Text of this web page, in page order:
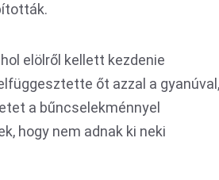
elölről kellett kezdenie
őt azzal a gyanúval,
a bűncselekménnyel
hogy nem adnak ki neki